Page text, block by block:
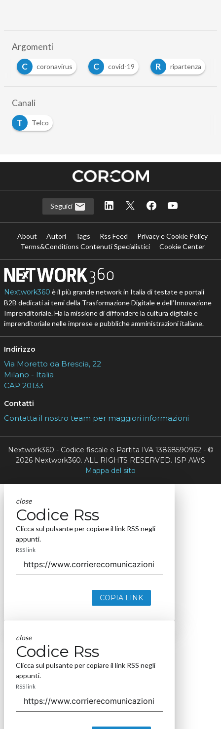
Argomenti
C coronavirus C covid-19 R ripartenza
Canali
T
Telco
Seguici
About Autori Tags Rss Feed
Privacy e Cookie Policy
Terms&Conditions Contenuti Specialistici
Cookie Center
Nextwork360 è il più grande network in Italia di testate e portali
B2B dedicati ai temi della Trasformazione Digitale e dell’Innovazione
Imprenditoriale. Ha la missione di diffondere la cultura digitale e
imprenditoriale nelle imprese e pubbliche amministrazioni italiane.
Indirizzo
Via Moretto da Brescia, 22
Milano - Italia
CAP 20133
Contatti
Contatta il nostro team per maggiori informazioni
Nextwork360 - Codice fiscale e Partita IVA 13868590962 - ©
2026 Nextwork360. ALL RIGHTS RESERVED. ISP AWS
Mappa del sito
close
Codice Rss
Clicca sul pulsante per copiare il link RSS negli
appunti.
RSS link
COPIA LINK
close
Codice Rss
Clicca sul pulsante per copiare il link RSS negli
appunti.
RSS link